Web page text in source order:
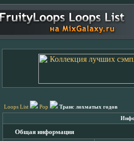
Loops List Pop Транс лохматых годов
Общая информация